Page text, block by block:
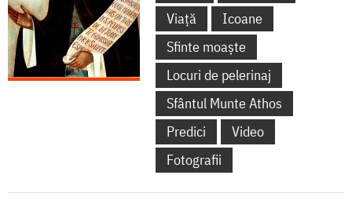
Viață
Icoane
Sfinte moaște
Locuri de pelerinaj
Sfântul Munte Athos
Predici
Video
Fotografii